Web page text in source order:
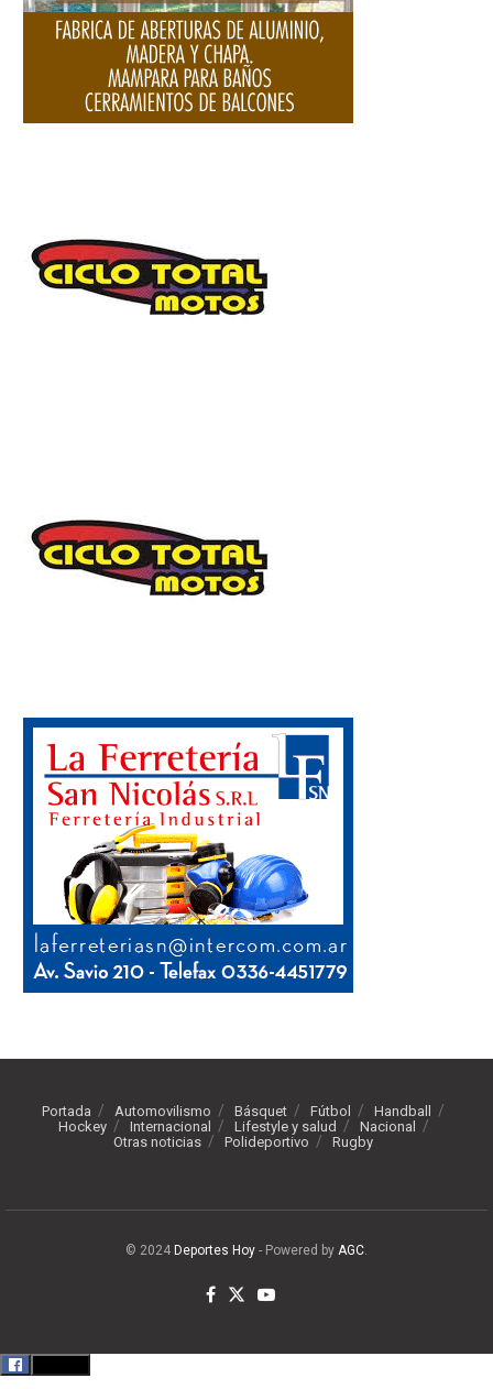
Portada Automovilismo Básquet Fútbol
Handball
Hockey
Internacional Lifestyle y salud
Nacional
Otras noticias
Polideportivo Rugby
© 2024 Deportes Hoy - Powered by AGC.